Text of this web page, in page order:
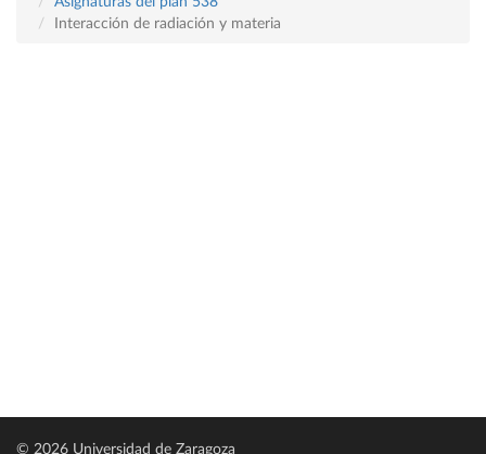
Interacción de radiación y materia
© 2026 Universidad de Zaragoza